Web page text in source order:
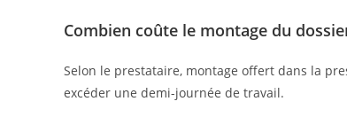
Combien coûte le montage du
Selon le prestataire, montage offert dans la
excéder une demi-journée de travail.